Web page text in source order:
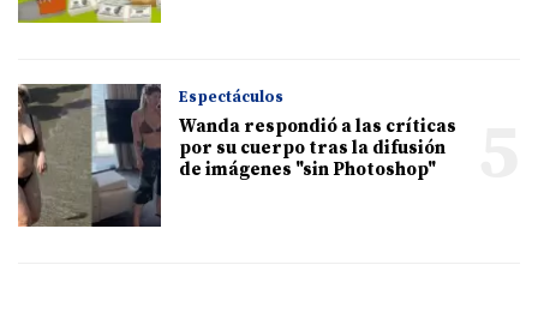
Espectáculos
Wanda respondió a las críticas
por su cuerpo tras la difusión
de imágenes "sin Photoshop"